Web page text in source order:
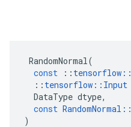
RandomNormal(
const
:: tensorflow ::
:: tensorflow :: Input
DataType dtype,
const RandomNormal ::
)